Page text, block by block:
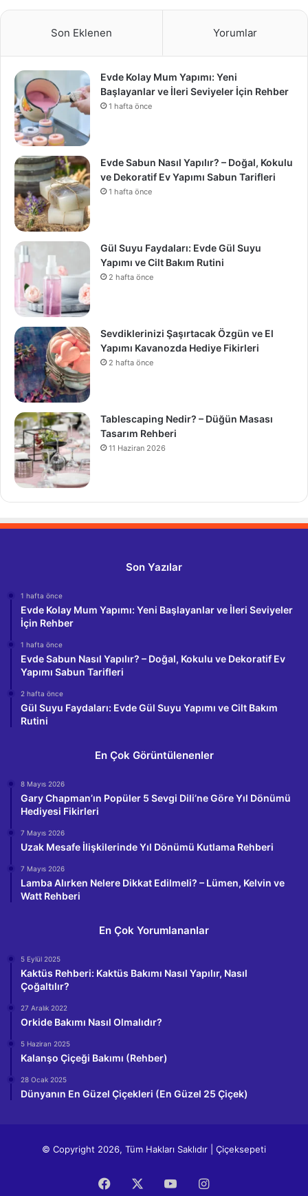
Son Eklenen Yorumlar
Evde Kolay Mum Yapımı: Yeni
Başlayanlar ve İleri Seviyeler İçin Rehber
1 hafta önce
Evde Sabun Nasıl Yapılır? – Doğal, Kokulu
ve Dekoratif Ev Yapımı Sabun Tarifleri
1 hafta önce
Gül Suyu Faydaları: Evde Gül Suyu
Yapımı ve Cilt Bakım Rutini
2 hafta önce
Sevdiklerinizi Şaşırtacak Özgün ve El
Yapımı Kavanozda Hediye Fikirleri
2 hafta önce
Tablescaping Nedir? – Düğün Masası
Tasarım Rehberi
11 Haziran 2026
Son Yazılar
1 hafta önce
Evde Kolay Mum Yapımı: Yeni Başlayanlar ve İleri Seviyeler
İçin Rehber
1 hafta önce
Evde Sabun Nasıl Yapılır? – Doğal, Kokulu ve Dekoratif Ev
Yapımı Sabun Tarifleri
2 hafta önce
Gül Suyu Faydaları: Evde Gül Suyu Yapımı ve Cilt Bakım
Rutini
En Çok Görüntülenenler
8 Mayıs 2026
Gary Chapman’ın Popüler 5 Sevgi Dili’ne Göre Yıl Dönümü
Hediyesi Fikirleri
7 Mayıs 2026
Uzak Mesafe İlişkilerinde Yıl Dönümü Kutlama Rehberi
7 Mayıs 2026
Lamba Alırken Nelere Dikkat Edilmeli? – Lümen, Kelvin ve
Watt Rehberi
En Çok Yorumlananlar
5 Eylül 2025
Kaktüs Rehberi: Kaktüs Bakımı Nasıl Yapılır, Nasıl
Çoğaltılır?
27 Aralık 2022
Orkide Bakımı Nasıl Olmalıdır?
5 Haziran 2025
Kalanşo Çiçeği Bakımı (Rehber)
28 Ocak 2025
Dünyanın En Güzel Çiçekleri (En Güzel 25 Çiçek)
© Copyright 2026, Tüm Hakları Saklıdır | Çiçeksepeti
Facebook YouTubeInstagram